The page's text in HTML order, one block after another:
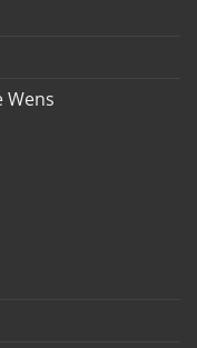
Wens